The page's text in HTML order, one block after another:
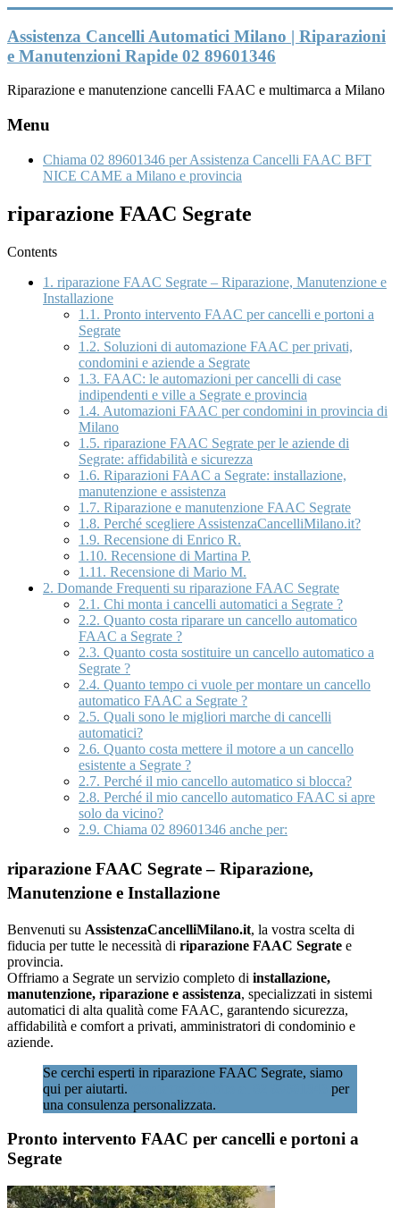
al
contenuto
Assistenza Cancelli Automatici Milano | Riparazioni
e Manutenzioni Rapide 02 89601346
Riparazione e manutenzione cancelli FAAC e multimarca a Milano
Menu
Chiama 02 89601346 per Assistenza Cancelli FAAC BFT
NICE CAME a Milano e provincia
riparazione FAAC Segrate
Contents
1. riparazione FAAC Segrate – Riparazione, Manutenzione e
Installazione
1.1. Pronto intervento FAAC per cancelli e portoni a
Segrate
1.2. Soluzioni di automazione FAAC per privati,
condomini e aziende a Segrate
1.3. FAAC: le automazioni per cancelli di case
indipendenti e ville a Segrate e provincia
1.4. Automazioni FAAC per condomini in provincia di
Milano
1.5. riparazione FAAC Segrate per le aziende di
Segrate: affidabilità e sicurezza
1.6. Riparazioni FAAC a Segrate: installazione,
manutenzione e assistenza
1.7. Riparazione e manutenzione FAAC Segrate
1.8. Perché scegliere AssistenzaCancelliMilano.it?
1.9. Recensione di Enrico R.
1.10. Recensione di Martina P.
1.11. Recensione di Mario M.
2. Domande Frequenti su riparazione FAAC Segrate
2.1. Chi monta i cancelli automatici a Segrate ?
2.2. Quanto costa riparare un cancello automatico
FAAC a Segrate ?
2.3. Quanto costa sostituire un cancello automatico a
Segrate ?
2.4. Quanto tempo ci vuole per montare un cancello
automatico FAAC a Segrate ?
2.5. Quali sono le migliori marche di cancelli
automatici?
2.6. Quanto costa mettere il motore a un cancello
esistente a Segrate ?
2.7. Perché il mio cancello automatico si blocca?
2.8. Perché il mio cancello automatico FAAC si apre
solo da vicino?
2.9. Chiama 02 89601346 anche per:
riparazione FAAC Segrate – Riparazione,
Manutenzione e Installazione
Benvenuti su AssistenzaCancelliMilano.it, la vostra scelta di
fiducia per tutte le necessità di riparazione FAAC Segrate e
provincia.
Offriamo a Segrate un servizio completo di installazione,
manutenzione, riparazione e assistenza, specializzati in sistemi
automatici di alta qualità come FAAC, garantendo sicurezza,
affidabilità e comfort a privati, amministratori di condominio e
aziende.
Se cerchi esperti in riparazione FAAC Segrate, siamo
qui per aiutarti.
per
una consulenza personalizzata.
Pronto intervento FAAC per cancelli e portoni a
Segrate